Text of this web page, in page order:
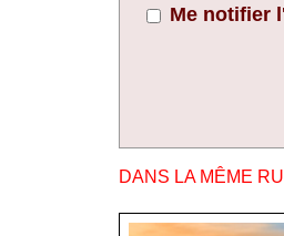
Me notifier
DANS LA MÊME